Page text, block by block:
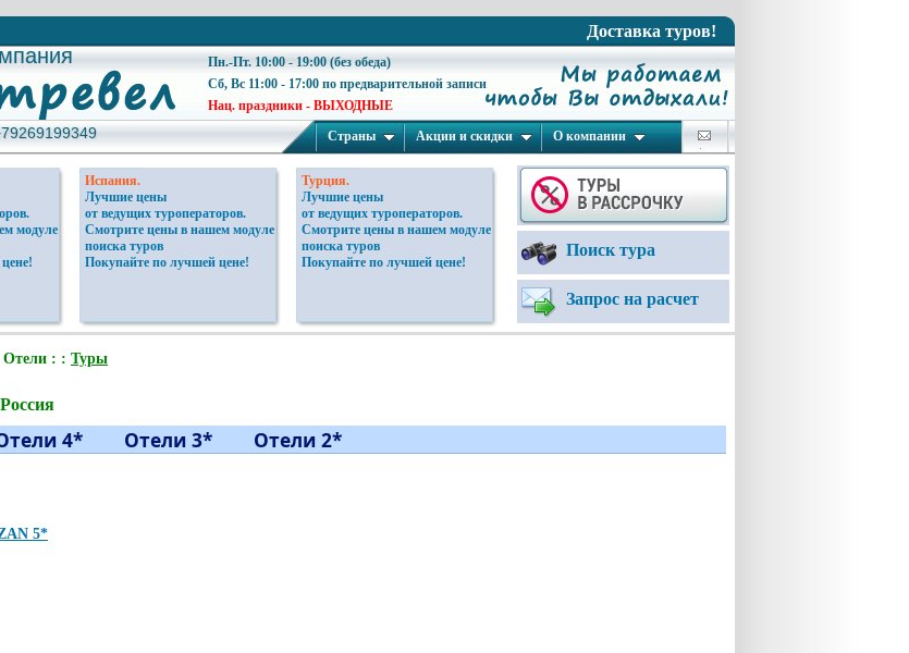
Доставка туров!
Пн.-Пт. 10:00 - 19:00 (без обеда)
Сб, Вс 11:00 - 17:00 по предварительной записи
Нац. праздники - ВЫХОДНЫЕ
Страны Акции и скидки О компании
модуле
Испания.
Лучшие цены
от ведущих туроператоров.
Смотрите цены в нашем модуле
поиска туров
Покупайте по лучшей цене!
Турция.
Лучшие цены
от ведущих туроператоров.
Смотрите цены в нашем модуле
поиска туров
Покупайте по лучшей цене!
Поиск тура
Запрос на расчет
Отели : : Туры
4* Отели 3* Отели 2*
5*